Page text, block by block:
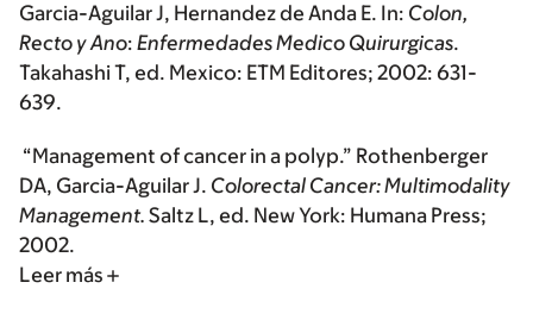
Garcia-Aguilar J, Hernandez de Anda E. In: Colon,
Recto y Ano: Enfermedades Medico Quirurgicas.
Takahashi T, ed. Mexico: ETM Editores; 2002: 631-
639.
“Management of cancer in a polyp.” Rothenberger
DA, Garcia-Aguilar J. Colorectal Cancer: Multimodality
Management. Saltz L, ed. New York: Humana Press;
2002.
Leer más